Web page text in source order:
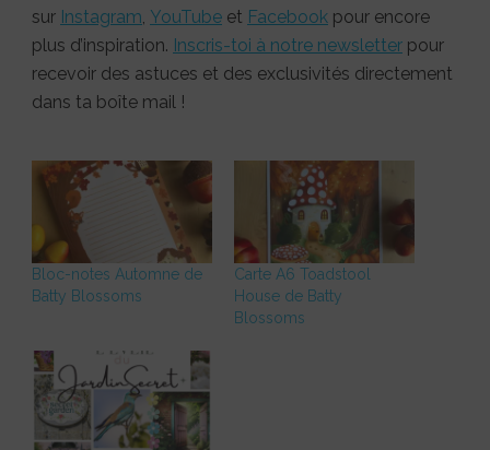
sur Instagram, YouTube et Facebook pour encore
plus d’inspiration. Inscris-toi à notre newsletter pour
recevoir des astuces et des exclusivités directement
dans ta boîte mail !
Bloc-notes Automne de
Batty Blossoms
Carte A6 Toadstool
House de Batty
Blossoms